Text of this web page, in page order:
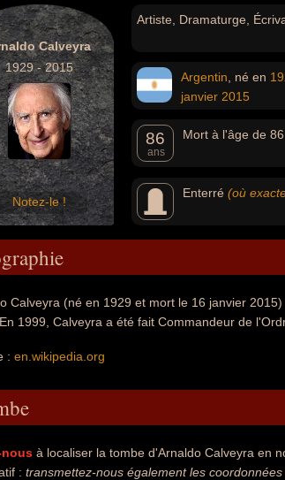
Calveyra
1929 - 2015
Notez-le !
Artiste, Dramaturge,
Argentin , né en
janvier 2015
86
ans
Mort à l'âge de
Enterré (où
Calveyra (né en 1929 et mort le 16 janvier
1999, Calveyra a été fait Commandeur de
: en.wikipedia.org
nous à localiser la tombe d'Arnaldo Calveyra en
: transmettez-nous également les